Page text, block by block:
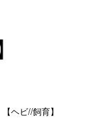
【ヘビ//飼育】